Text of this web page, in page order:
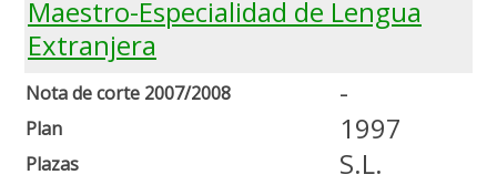
Maestro-Especialidad de Lengua
Extranjera
Nota de corte 2007/2008
Plan
Plazas
-
1997
S.L.